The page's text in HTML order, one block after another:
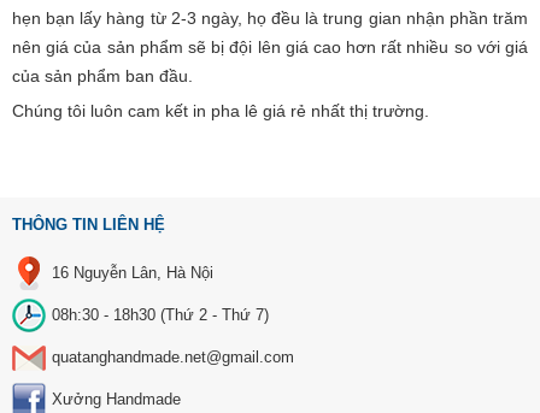
hẹn bạn lấy hàng từ 2-3 ngày, họ đều là trung gian nhận phần trăm
nên giá của sản phẩm sẽ bị đội lên giá cao hơn rất nhiều so với giá
của sản phẩm ban đầu.
Chúng tôi luôn cam kết in pha lê giá rẻ nhất thị trường.
THÔNG TIN LIÊN HỆ
16 Nguyễn Lân, Hà Nội
08h:30 - 18h30 (Thứ 2 - Thứ 7)
quatanghandmade.net@gmail.com
Xưởng Handmade